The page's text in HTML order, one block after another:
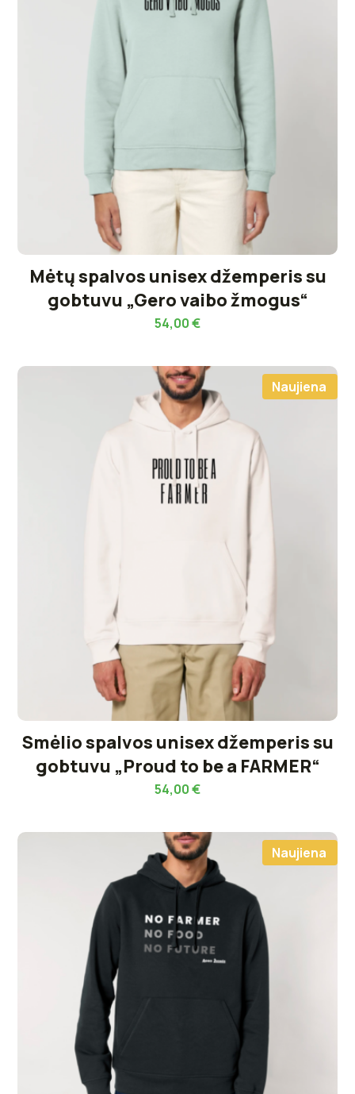
Mėtų spalvos unisex džemperis su
gobtuvu „Gero vaibo žmogus“
54,00€
Naujiena
Smėlio spalvos unisex džemperis su
gobtuvu „Proud to be a FARMER“
54,00€
Naujiena